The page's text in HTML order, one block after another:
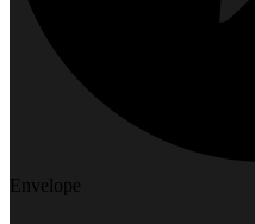
Envelope